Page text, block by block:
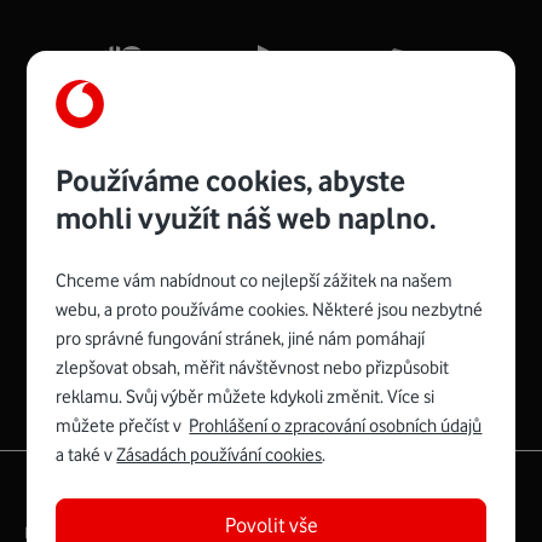
Více o COMPAL CH7465VF
Zyxel VMG8623-T50B:
Rozměry modemu jsou 16 x 22 x 7,5 cm (včetně stojánku)
a nabízí 4 gigabitové LAN porty a bezdrátové připojení Wi-
Fi ve verzích 802.11 b/g/n/ac pro frekvenci 2,4 GHz a
Mb/s.
Více o Zyxel VMG8623-T50B
Spojte se s Vodafonem
Právní­ podmí­nky Ochrana soukromí­
Používáme cookies, abyste
mohli využít náš web naplno.
Chceme vám nabídnout co nejlepší zážitek na našem
webu, a proto používáme cookies. Některé jsou nezbytné
pro správné fungování stránek, jiné nám pomáhají
zlepšovat obsah, měřit návštěvnost nebo přizpůsobit
reklamu. Svůj výběr můžete kdykoli změnit. Více si
můžete přečíst v Prohlášení o zpracování osobních údajů
a také vZásadách používání cookies.
Povolit vše